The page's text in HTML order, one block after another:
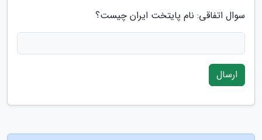
سوال اتفاقی: نام پایتخت ایران چیست؟
ارسال